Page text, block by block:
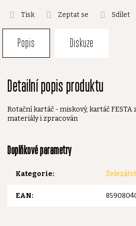
Tisk Zeptat se Sdílet
Popis Diskuze
Detailní popis produktu
Rotační kartáč - miskový, kartáč
materiály i zpracován
Doplňkové parametry
Kategorie:
EAN: